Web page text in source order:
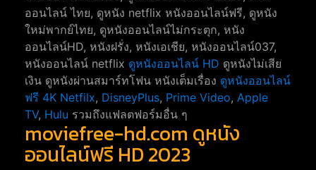
ออนไลน์ ไทย, ดูหนัง netflix หนังออนไลน์ฟรี, ดูหนัง
ใหม่พากย์ไทย, ดูหนังออนไลน์ไม่กระตุก, หนัง
ออนไลน์HD, หนังฝรั่ง, หนังเอเชีย, หนังออนไลน์037,
หนังออนไลน์ netflix ดูหนังออนไลน์ HD ดูหนังไม่เสีย
เงิน ดูหนังผ่านสมาร์ทโฟน หนังเต็มเรื่อง ดูหนังออนไลน์
ฟรี 4K Netfilx, DisneyPlus, Prime Video, Apple
TV, Hulu รวมถึงแฟลตฟอร์มอื่น ๆ
moviefree-hd.com ดูหนัง
ออนไลน์ฟรี HD 2023